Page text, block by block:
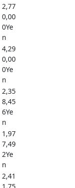
2,77
0,00
0Ye
n
4,29
0,00
0Ye
n
2,35
8,45
6Ye
n
1,97
7,49
2Ye
n
2,41